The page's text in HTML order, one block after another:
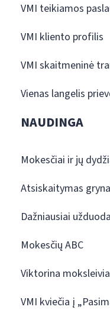
VMI teikiamos
VMI kliento profilis
VMI skaitmeninė
Vienas langelis
NAUDINGA
Mokesčiai ir jų
Atsiskaitymas
Dažniausiai
Mokesčių ABC
Viktorina
VMI kviečia į